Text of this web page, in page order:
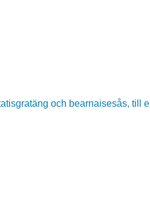
och bearnaisesås, till